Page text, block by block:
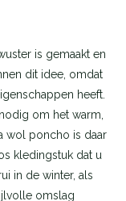
is gemaakt en
dit idee, omdat
heeft.
om het warm,
wol poncho is daar
kledingstuk dat u
in de winter, als
omslag